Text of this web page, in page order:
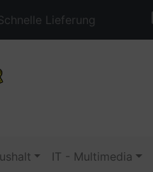
Lieferung
IT - Multimedia